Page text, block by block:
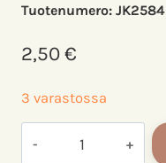
Tuotenumero: JK2584
2,50€
3 varastossa